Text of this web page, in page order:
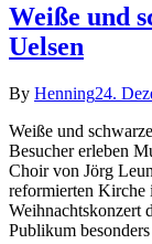
Weiße und
Uelsen
By Henning24.
Weiße und
Besucher erleben
Choir von Jörg
reformierten Kirche
Weihnachtskonzert
Publikum